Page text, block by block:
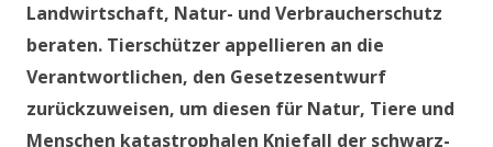
Landwirtschaft, Natur- und Verbraucherschutz
beraten. Tierschützer appellieren an die
Verantwortlichen, den Gesetzesentwurf
zurückzuweisen, um diesen für Natur, Tiere und
Menschen katastrophalen Kniefall der schwarz-